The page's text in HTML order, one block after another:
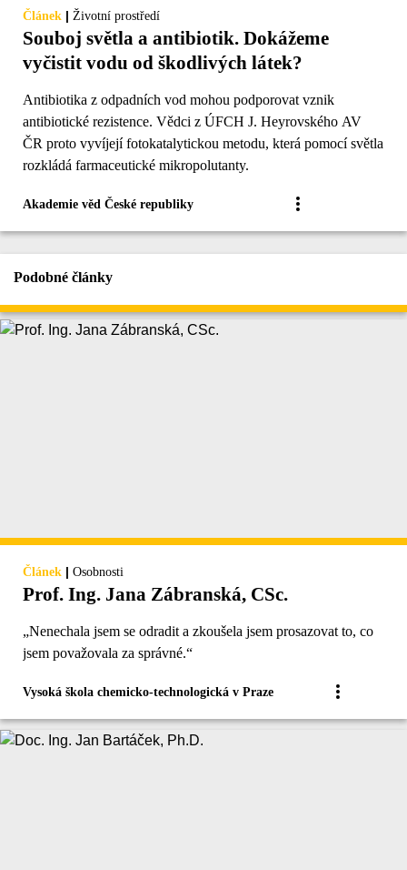
Článek | Životní prostředí
Souboj světla a antibiotik. Dokážeme
vyčistit vodu od škodlivých látek?
Antibiotika z odpadních vod mohou podporovat vznik
antibiotické rezistence. Vědci z ÚFCH J. Heyrovského AV
ČR proto vyvíjejí fotokatalytickou metodu, která pomocí světla
rozkládá farmaceutické mikropolutanty.
Akademie věd České republiky
Podobné články
Článek | Osobnosti
Prof. Ing. Jana Zábranská, CSc.
„Nenechala jsem se odradit a zkoušela jsem prosazovat to, co
jsem považovala za správné.“
Vysoká škola chemicko-technologická v Praze